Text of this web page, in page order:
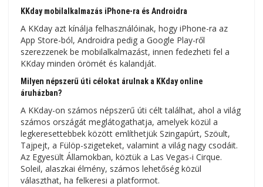
KKday mobilalkalmazás iPhone-ra és Androidra
A KKday azt kínálja felhasználóinak, hogy iPhone-ra az
App Store-ból, Androidra pedig a Google Play-ről
szerezzenek be mobilalkalmazást, innen fedezheti fel a
KKday minden örömét és kalandját.
Milyen népszerű úti célokat árulnak a KKday online
áruházban?
A KKday-on számos népszerű úti célt találhat, ahol a világ
számos országát meglátogathatja, amelyek közül a
legkeresettebbek között említhetjük Szingapúrt, Szöult,
Tajpejt, a Fülöp-szigeteket, valamint a világ nagy csodáit.
Az Egyesült Államokban, köztük a Las Vegas-i Cirque.
Soleil, alaszkai élmény, számos lehetőség közül
választhat, ha felkeresi a platformot.